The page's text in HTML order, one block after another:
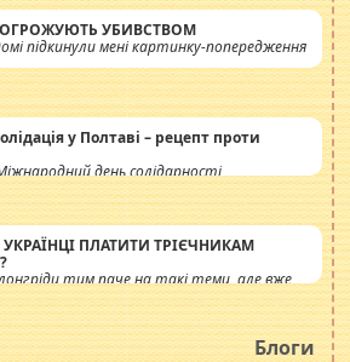
УБИВСТВОМ
підкинули мені картинку-попередження
у Полтаві – рецепт проти
день солідарності
ПЛАТИТИ ТРІЄЧНИКАМ
тим паче на такі теми, але вже
Обурюють сьогоднішні інсенуації
питання. Штучно
ще одна соціальна катастрофа.
Блоги